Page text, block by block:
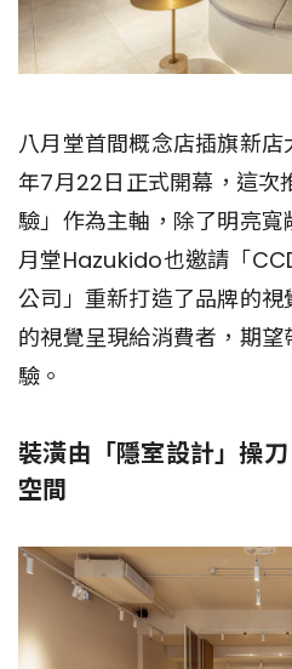
八月堂首間概念店插旗新
年7月22日正式開幕，這次
驗」作為主軸，除了明亮
月堂Hazukido也邀請「
公司」重新打造了品牌的
的視覺呈現給消費者，期
驗。
裝潢由「隱室設計」操
空間